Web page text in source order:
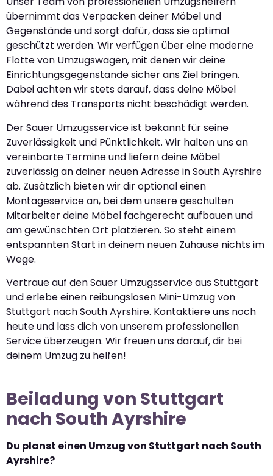
übernimmt das Verpacken deiner Möbel und
Gegenstände und sorgt dafür, dass sie optimal
geschützt werden. Wir verfügen über eine moderne
Flotte von Umzugswagen, mit denen wir deine
Einrichtungsgegenstände sicher ans Ziel bringen.
Dabei achten wir stets darauf, dass deine Möbel
während des Transports nicht beschädigt werden.
Der Sauer Umzugsservice ist bekannt für seine
Zuverlässigkeit und Pünktlichkeit. Wir halten uns an
vereinbarte Termine und liefern deine Möbel
zuverlässig an deiner neuen Adresse in South Ayrshire
ab. Zusätzlich bieten wir dir optional einen
Montageservice an, bei dem unsere geschulten
Mitarbeiter deine Möbel fachgerecht aufbauen und
am gewünschten Ort platzieren. So steht einem
entspannten Start in deinem neuen Zuhause nichts im
Wege.
Vertraue auf den Sauer Umzugsservice aus Stuttgart
und erlebe einen reibungslosen Mini-Umzug von
Stuttgart nach South Ayrshire. Kontaktiere uns noch
heute und lass dich von unserem professionellen
Service überzeugen. Wir freuen uns darauf, dir bei
deinem Umzug zu helfen!
Beiladung von Stuttgart
nach South Ayrshire
Du planst einen Umzug von Stuttgart nach South
Ayrshire?